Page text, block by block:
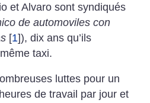
et Alvaro sont syndiqués
de automoviles con
[1]), dix ans qu’ils
taxi.
luttes pour un
de travail par jour et